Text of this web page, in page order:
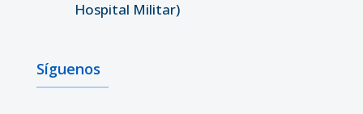
Hospital Militar)
Síguenos